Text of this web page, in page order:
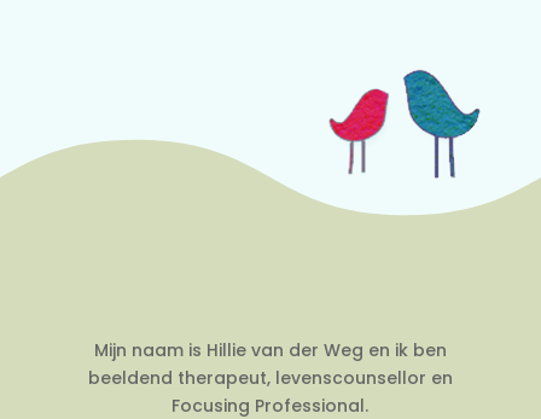
Mijn naam is Hillie van der Weg en ik ben
beeldend therapeut, levenscounsellor en
Focusing Professional.